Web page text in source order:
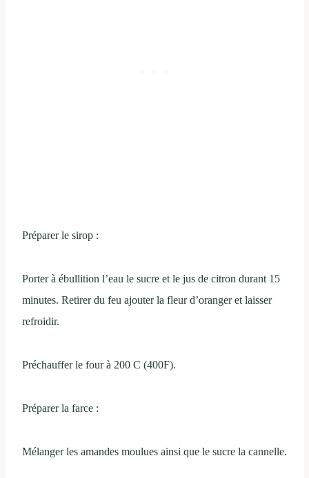
Préparer le sirop :
Porter à ébullition l’eau le sucre et le jus de citron durant 15
minutes. Retirer du feu ajouter la fleur d’oranger et laisser
refroidir.
Préchauffer le four à 200 C (400F).
Préparer la farce :
Mélanger les amandes moulues ainsi que le sucre la cannelle.